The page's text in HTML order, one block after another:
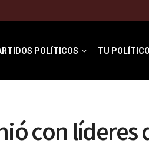
POLÍTICOS TU POLÍTICO
con líderes